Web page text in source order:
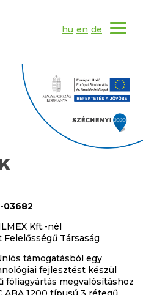
hu en de
03682
Kft.-nél
Társaság
támogatásból egy
fejlesztést készül
fóliagyártás megvalósításhoz